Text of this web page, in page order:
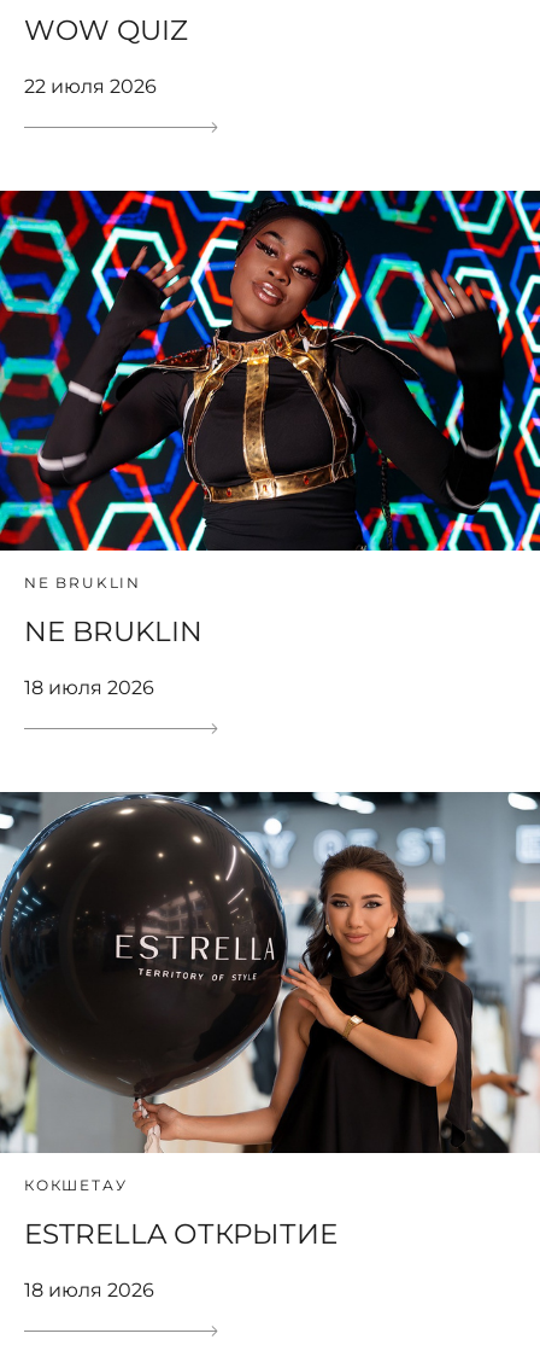
WOW QUIZ
22 июля 2026
NE BRUKLIN
NE BRUKLIN
18 июля 2026
КОКШЕТАУ
ESTRELLA ОТКРЫТИЕ
18 июля 2026